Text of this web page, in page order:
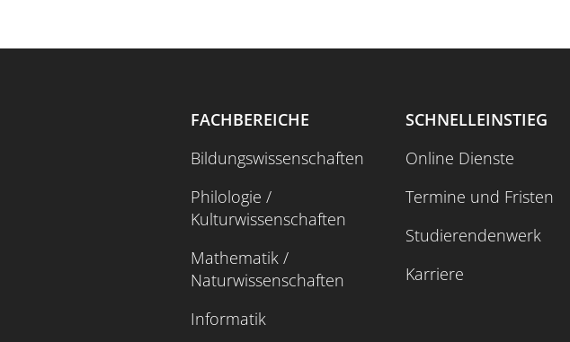
FACHBEREICHE
Bildungswissenschaften
Philologie /
Kulturwissenschaften
Mathematik /
Naturwissenschaften
Informatik
SCHNELLEINSTIEG
Online Dienste
Termine und Fristen
Studierendenwerk
Karriere